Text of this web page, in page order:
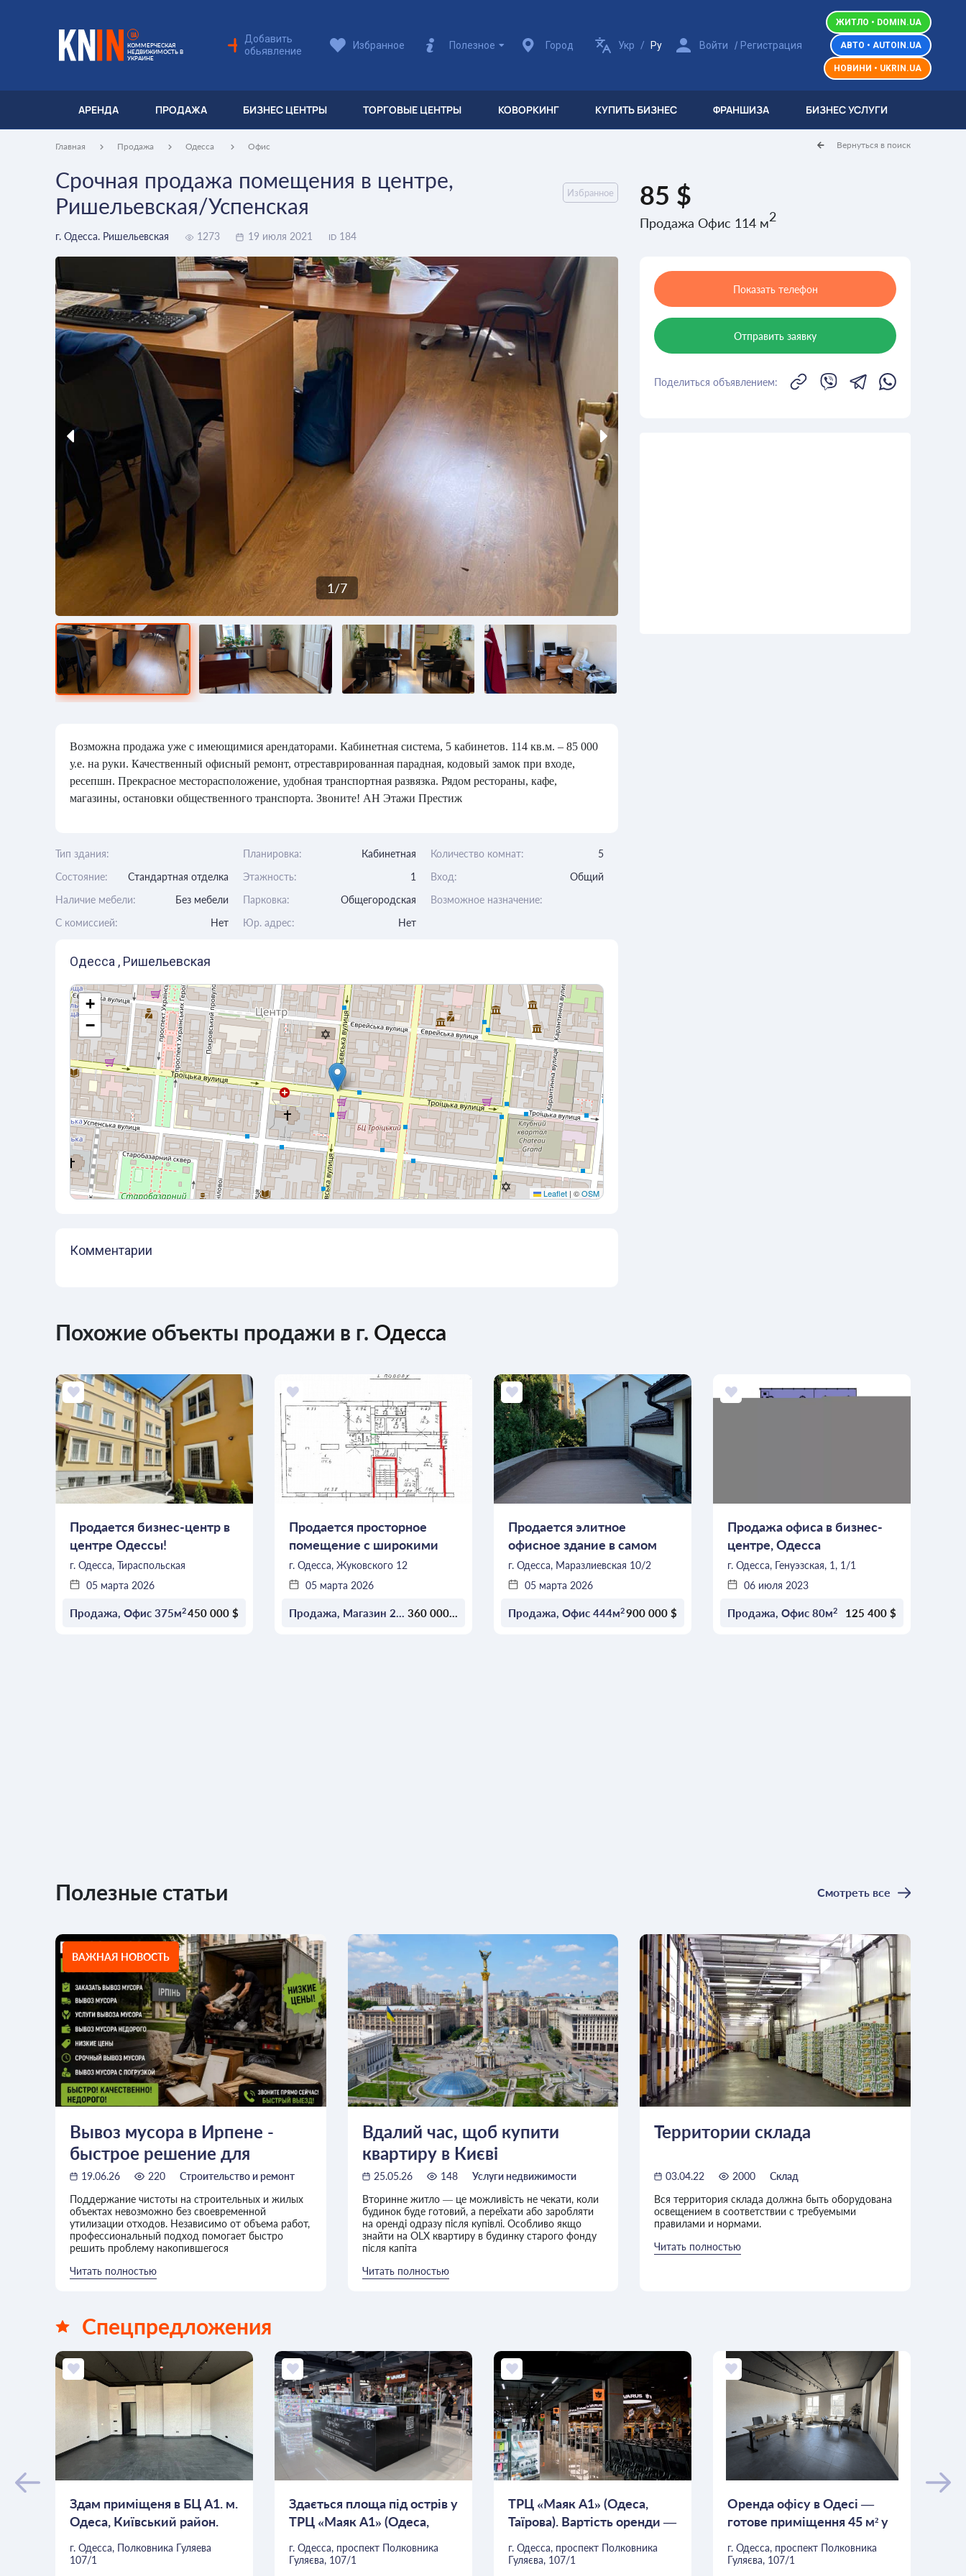
UA
КОММЕРЧЕСКАЯ
НЕДВИЖИМОСТЬ В
УКРАИНЕ
Добавить
обьявление
Избранное Полезное Город Укр / Ру Войти / Регистрация
ЖИТЛО • DOMIN.UA
АВТО • AUTOIN.UA
НОВИНИ • UKRIN.UA
АРЕНДА ПРОДАЖА БИЗНЕС ЦЕНТРЫ ТОРГОВЫЕ ЦЕНТРЫ КОВОРКИНГ КУПИТЬ БИЗНЕС ФРАНШИЗА БИЗНЕС УСЛУГИ
Главная Продажа Одесса Офис Вернуться в поиск
Срочная продажа помещения в центре,
Ришельевская/Успенская
Избранное
г. Одесса. Ришельевская 1273 19 июля 2021 ID 184
85 $
Продажа Офис 114 м2
1/7
Возможна продажа уже с имеющимися арендаторами. Кабинетная система, 5 кабинетов. 114 кв.м. – 85 000
у.е. на руки. Качественный офисный ремонт, отреставрированная парадная, кодовый замок при входе,
ресепшн. Прекрасное месторасположение, удобная транспортная развязка. Рядом рестораны, кафе,
магазины, остановки общественного транспорта. Звоните! АН Этажи Престиж
Тип здания: Планировка: Кабинетная Количество комнат:
5
Состояние:
Стандартная отделка Этажность: 1 Вход:
Общий
Наличие мебели:
Без мебели Парковка: Общегородская
Возможное назначение:
C комиссией:
Нет Юр. адрес: Нет
Одесса , Ришельевская
+
−
Leaflet | ©OSM
Комментарии
Показать телефон
Отправить заявку
Поделиться объявлением:
Похожие объекты продажи в г. Одесса
Продается бизнес-центр в
центре Одессы!
г. Одесса, Тираспольская
05 марта 2026
Продажа, Офис 375м2450 000 $
Продается просторное
помещение с широкими
возможностями
г. Одесса, Жуковского 12
05 марта 2026
Продажа, Магазин 211м 2 360 000 $
Продается элитное
офисное здание в самом
сердце Одессы
г. Одесса, Маразлиевская 10/2
05 марта 2026
Продажа, Офис 444м2900 000 $
Продажа офиса в бизнес-
центре, Одесса
г. Одесса, Генуэзская, 1, 1/1
06 июля 2023
Продажа, Офис 80м2 125 400 $
Полезные статьи Смотреть все
ВАЖНАЯ НОВОСТЬ
Вывоз мусора в Ирпене -
быстрое решение для
частных и коммерческих
объектов
19.06.26 220
Строительство и ремонт
Поддержание чистоты на строительных и жилых
объектах невозможно без своевременной
утилизации отходов. Независимо от объема работ,
профессиональный подход помогает быстро
решить проблему накопившегося
Читать полностью
Вдалий час, щоб купити
квартиру в Києві
25.05.26 148
Услуги недвижимости
Вторинне житло — це можливість не чекати, коли
будинок буде готовий, а переїхати або заробляти
на оренді одразу після купівлі. Особливо якщо
знайти на OLX квартиру в будинку старого фонду
після капіта
Читать полностью
Территории склада
03.04.22 2000
Склад
Вся территория склада должна быть оборудована
освещением в соответствии с требуемыми
правилами и нормами.
Читать полностью
Спецпредложения
Здам приміщеня в БЦ А1. м.
Одеса, Київський район.
г. Одесса, Полковника Гуляева
107/1
Здається площа під острів у
ТРЦ «Маяк А1» (Одеса,
г. Одесса, проспект Полковника
Гуляєва, 107/1
ТРЦ «Маяк А1» (Одеса,
Таїрова). Вартість оренди —
г. Одесса, проспект Полковника
Гуляєва, 107/1
Оренда офісу в Одесі —
готове приміщення 45 м² у
г. Одесса, проспект Полковника
Гуляєва, 107/1